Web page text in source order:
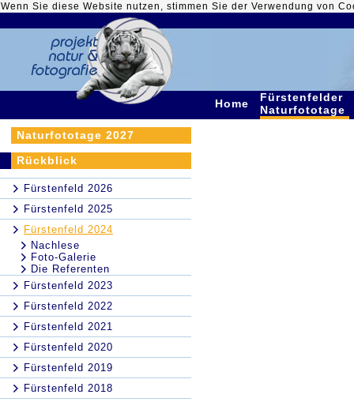
Wenn Sie diese Website nutzen, stimmen Sie der Verwendung von
Home
Fürstenfelder
Naturfototage
Naturfototage 2027
Rückblick
Fürstenfeld 2026
Fürstenfeld 2025
Fürstenfeld 2024
Nachlese
Foto-Galerie
Die Referenten
Fürstenfeld 2023
Fürstenfeld 2022
Fürstenfeld 2021
Fürstenfeld 2020
Fürstenfeld 2019
Fürstenfeld 2018